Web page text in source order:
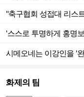
'스스로 투명하게 홍명
화제의 팀